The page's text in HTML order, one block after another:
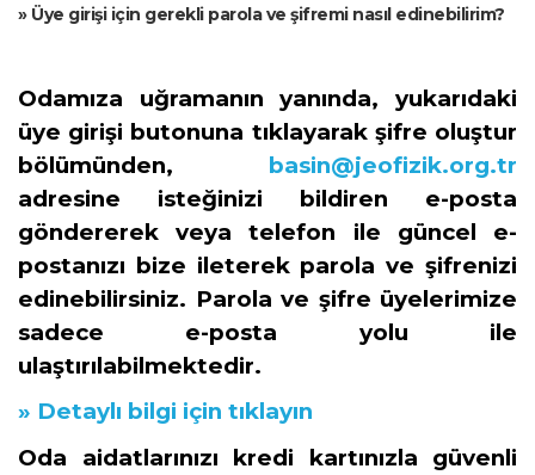
» Üye girişi için gerekli parola ve şifremi nasıl edinebilirim?
Odamıza uğramanın yanında, yukarıdaki
üye girişi butonuna tıklayarak şifre oluştur
bölümünden, basin@jeofizik.org.tr
adresine isteğinizi bildiren e-posta
göndererek veya telefon ile güncel e-
postanızı bize ileterek parola ve şifrenizi
edinebilirsiniz. Parola ve şifre üyelerimize
sadece e-posta yolu ile
ulaştırılabilmektedir.
» Detaylı bilgi için tıklayın
Oda aidatlarınızı kredi kartınızla güvenli